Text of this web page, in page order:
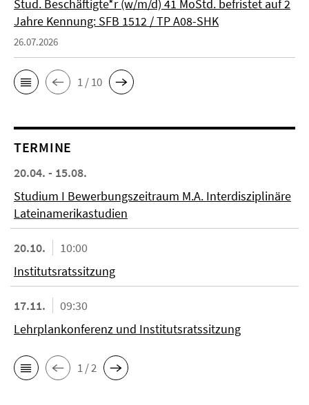
Stud. Beschäftigte*r (w/m/d) 41 MoStd. befristet auf 2
Jahre Kennung: SFB 1512 / TP A08-SHK
26.07.2026
1 / 10
TERMINE
20.04. - 15.08.
Studium I Bewerbungszeitraum M.A. Interdisziplinäre
Lateinamerikastudien
20.10.
10:00
Institutsratssitzung
17.11.
09:30
Lehrplankonferenz und Institutsratssitzung
1 / 2